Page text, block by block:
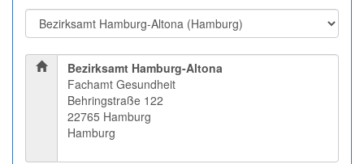
Bezirksamt Hamburg-Altona
Fachamt Gesundheit
Behringstraße 122
22765 Hamburg
Hamburg